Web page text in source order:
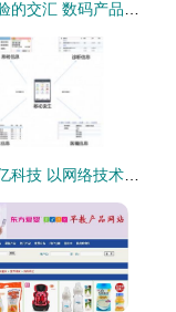
创新与体验的交汇 数码产品公司网页设计的关键要素与未来趋势
深圳市赛亿科技 以网络技术开发为核心，引领物联网解决方案创新浪潮